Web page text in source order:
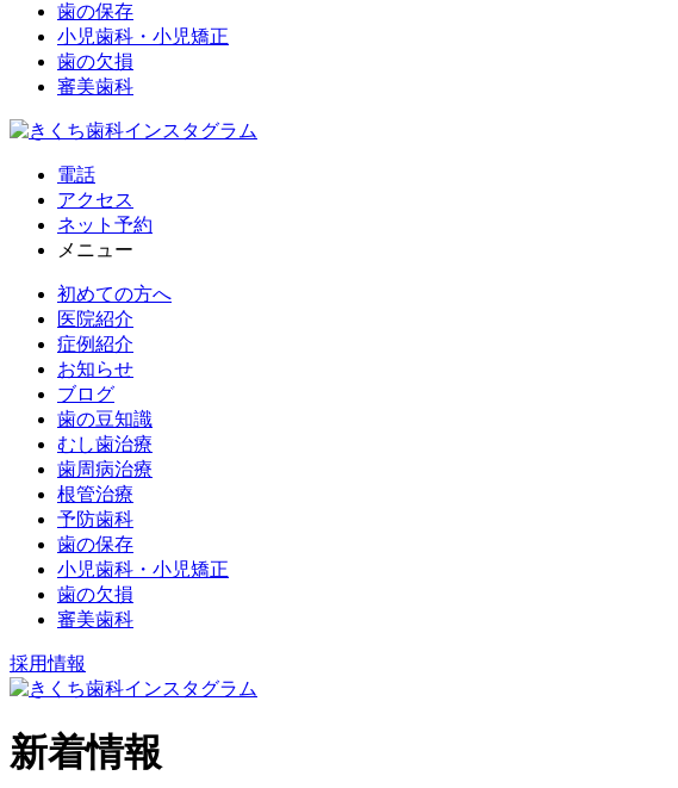
歯の保存
小児歯科・小児矯正
歯の欠損
審美歯科
電話
アクセス
ネット予約
メニュー
初めての方へ
医院紹介
症例紹介
お知らせ
ブログ
歯の豆知識
むし歯治療
歯周病治療
根管治療
予防歯科
歯の保存
小児歯科・小児矯正
歯の欠損
審美歯科
採用情報
新着情報